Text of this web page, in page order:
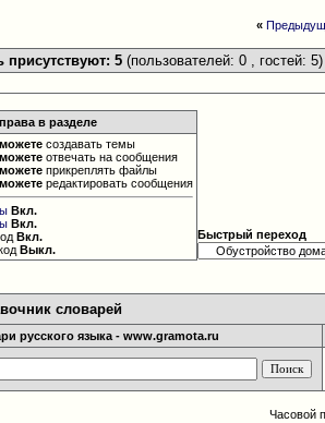
«
присутствуют: 5 (пользователей: 0 , гостей: 5)
в разделе
создавать темы
отвечать на сообщения
прикреплять файлы
редактировать сообщения
Вкл.
Вкл.
Вкл.
Выкл.
Быстрый переход
словарей
русского языка - www.gramota.ru
Часовой